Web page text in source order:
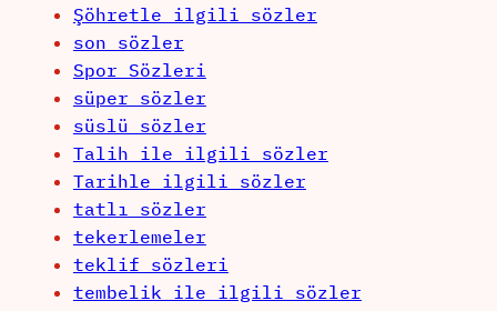
Şöhretle ilgili sözler
son sözler
Spor Sözleri
süper sözler
süslü sözler
Talih ile ilgili sözler
Tarihle ilgili sözler
tatlı sözler
tekerlemeler
teklif sözleri
tembelik ile ilgili sözler